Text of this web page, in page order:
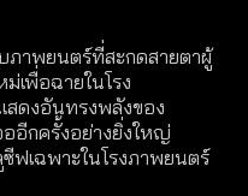
ภาพยนตร์ที่สะกดสายตาผู้
เพื่อฉายในโรง
ดงอันทรงพลังของ
อีกครั้งอย่างยิ่งใหญ่
ฟเฉพาะในโรงภาพยนตร์